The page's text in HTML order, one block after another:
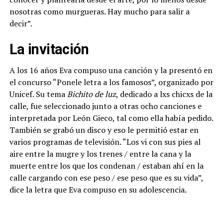
nosotras como murgueras. Hay mucho para salir a
decir”.
La invitación
A los 16 años Eva compuso una canción y la presentó en
el concurso “Ponele letra a los famosos”, organizado por
Unicef. Su temaBichito de luz, dedicado a lxs chicxs de la
calle, fue seleccionado junto a otras ocho canciones e
interpretada por León Gieco, tal como ella había pedido.
También se grabó un disco y eso le permitió estar en
varios programas de televisión. “Los vi con sus pies al
aire entre la mugre y los trenes / entre la cana y la
muerte entre los que los condenan / estaban ahí en la
calle cargando con ese peso / ese peso que es su vida”,
dice la letra que Eva compuso en su adolescencia.